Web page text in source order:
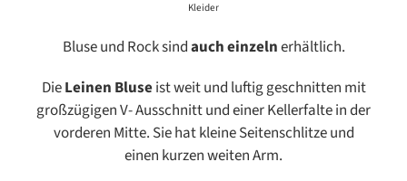
Kleider
Bluse und Rock sindauch einzelnerhältlich.
DieLeinen Bluseist weit und luftig geschnitten mit
großzügigen V- Ausschnitt und einer Kellerfalte in der
vorderen Mitte. Sie hat kleine Seitenschlitze und
einen kurzen weiten Arm.